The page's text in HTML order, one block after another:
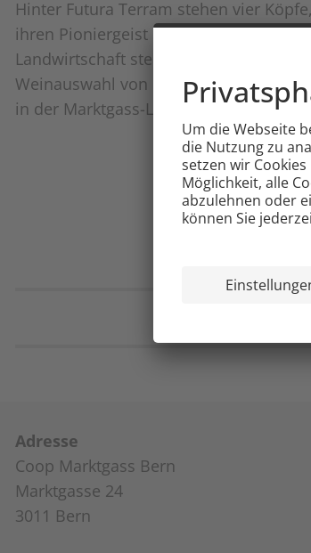
Hinter Futura Terram stehen vier
ihren Pioniergeist in puncto
Landwirtschaft stehen. Geniessen Sie die
Weinauswahl von Futura Terram an
in der Marktgass-Lounge.
Adresse
Coop Marktgass Bern
Marktgasse 24
3011 Bern